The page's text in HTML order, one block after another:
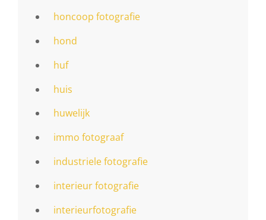
honcoop fotografie
hond
huf
huis
huwelijk
immo fotograaf
industriele fotografie
interieur fotografie
interieurfotografie